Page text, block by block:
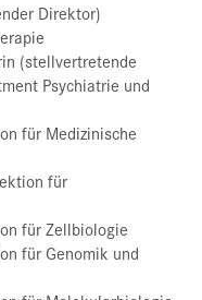
Direktor)
(stellvertretende
Psychiatrie und
für Medizinische
für
für Zellbiologie
für Genomik und